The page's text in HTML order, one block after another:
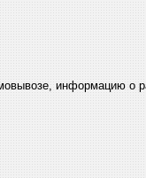
информацию о